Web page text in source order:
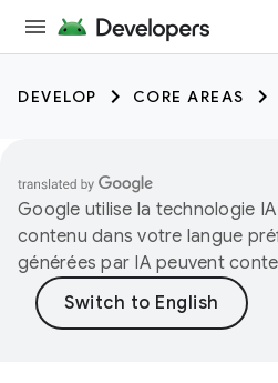
DEVELOP CORE AREAS
Google utilise la technologie
contenu dans votre langue
générées par IA peuvent